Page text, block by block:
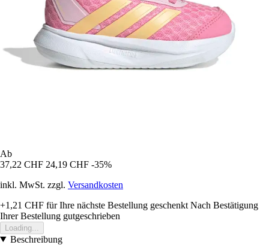
Ab
37,22 CHF 24,19 CHF -35%
inkl. MwSt. zzgl. Versandkosten
+1,21 CHF für Ihre nächste Bestellung geschenkt Nach Bestätigung
Ihrer Bestellung gutgeschrieben
Loading...
Beschreibung